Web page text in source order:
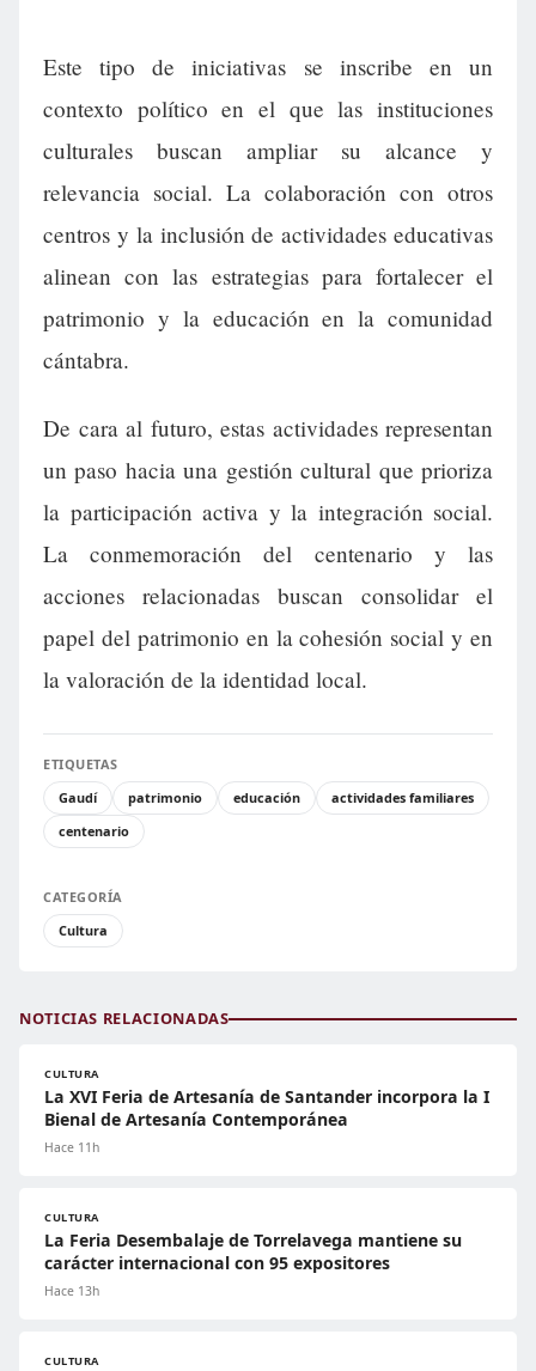
Este tipo de iniciativas se inscribe en un
contexto político en el que las instituciones
culturales buscan ampliar su alcance y
relevancia social. La colaboración con otros
centros y la inclusión de actividades educativas
alinean con las estrategias para fortalecer el
patrimonio y la educación en la comunidad
cántabra.
De cara al futuro, estas actividades representan
un paso hacia una gestión cultural que prioriza
la participación activa y la integración social.
La conmemoración del centenario y las
acciones relacionadas buscan consolidar el
papel del patrimonio en la cohesión social y en
la valoración de la identidad local.
ETIQUETAS
Gaudí
patrimonio educación
actividades familiares
centenario
CATEGORÍA
Cultura
NOTICIAS RELACIONADAS
CULTURA
La XVI Feria de Artesanía de Santander incorpora la I
Bienal de Artesanía Contemporánea
Hace 11h
CULTURA
La Feria Desembalaje de Torrelavega mantiene su
carácter internacional con 95 expositores
Hace 13h
CULTURA